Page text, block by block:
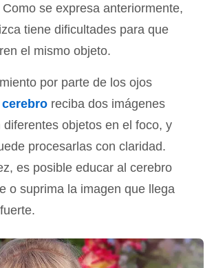
se expresa anteriormente,
tiene dificultades para que
el mismo objeto.
por parte de los ojos
cerebro reciba dos imágenes
objetos en el foco, y
procesarlas con claridad.
es posible educar al cerebro
o suprima la imagen que llega